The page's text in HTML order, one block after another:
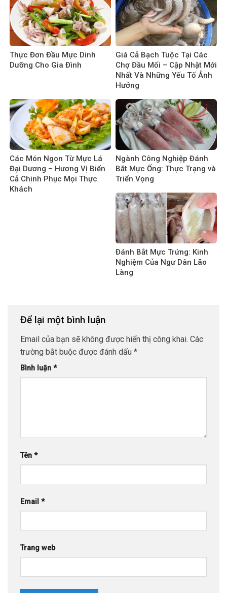
Thực Đơn Đầu Mực Dinh
Dưỡng Cho Gia Đình
Giá Cả Bạch Tuộc Tại Các
Chợ Đầu Mối – Cập Nhật Mới
Nhất Và Những Yếu Tố Ảnh
Hưởng
Các Món Ngon Từ Mực Lá
Đại Dương – Hương Vị Biển
Cả Chinh Phục Mọi Thực
Khách
Ngành Công Nghiệp Đánh
Bắt Mực Ống: Thực Trạng và
Triển Vọng
Đánh Bắt Mực Trứng: Kinh
Nghiệm Của Ngư Dân Lão
Làng
Để lại một bình luận
Email của bạn sẽ không được hiển thị công khai. Các
trường bắt buộc được đánh dấu *
Bình luận *
Tên *
Email *
Trang web